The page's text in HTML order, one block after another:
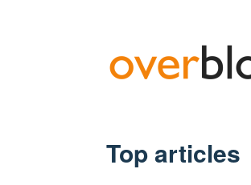
Top articles